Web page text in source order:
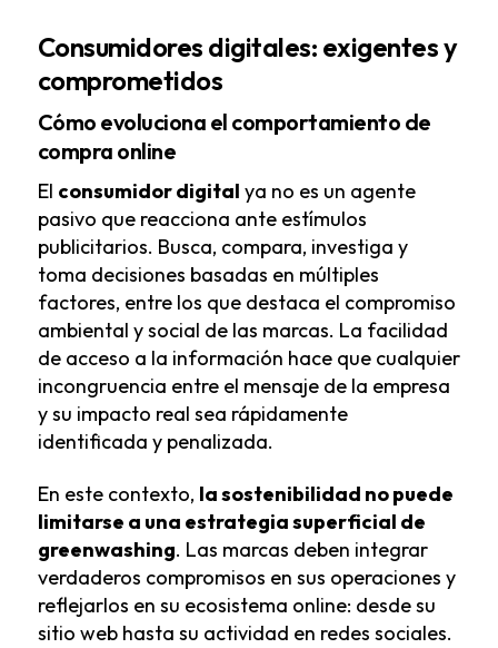
Consumidores digitales: exigentes y
comprometidos
Cómo evoluciona el comportamiento de
compra online
El consumidor digital ya no es un agente
pasivo que reacciona ante estímulos
publicitarios. Busca, compara, investiga y
toma decisiones basadas en múltiples
factores, entre los que destaca el compromiso
ambiental y social de las marcas. La facilidad
de acceso a la información hace que cualquier
incongruencia entre el mensaje de la empresa
y su impacto real sea rápidamente
identificada y penalizada.
En este contexto, la sostenibilidad no puede
limitarse a una estrategia superficial de
greenwashing. Las marcas deben integrar
verdaderos compromisos en sus operaciones y
reflejarlos en su ecosistema online: desde su
sitio web hasta su actividad en redes sociales.